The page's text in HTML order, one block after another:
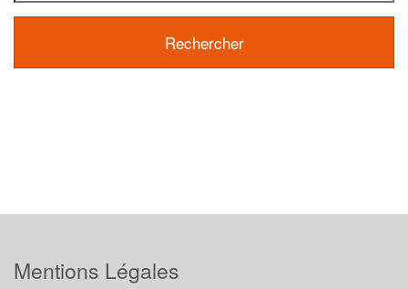
Mentions Légales